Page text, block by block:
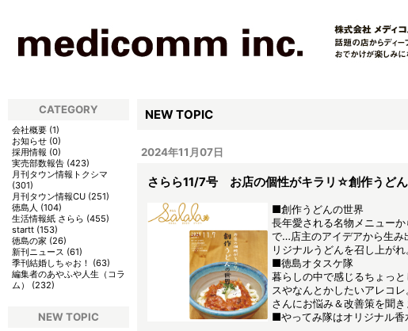
NEW TOPIC
2024年11月07日
さらら11/7号 お店の個性がキラリ☆創作うど
■創作うどんの世界
長年愛される名物メニューか
で…店主のアイデアから生み
リジナルうどんを召し上がれ
■徳島オタスケ隊
暮らしの中で感じるちょっ
スやなんとかしたいアレコ
さんにお悩み＆改善策を聞き
■やってみ隊はオリジナル香
CATEGORY
会社概要 (1)
お知らせ (0)
採用情報 (0)
実売部数報告 (423)
月刊タウン情報トクシマ
(301)
月刊タウン情報CU (251)
徳島人 (104)
生活情報紙 さらら (455)
startt (153)
徳島の家 (26)
新刊ニュース (61)
季刊結婚しちゃお！
(63)
編集者のあやふや人生（コラ
ム）
(232)
NEW TOPIC